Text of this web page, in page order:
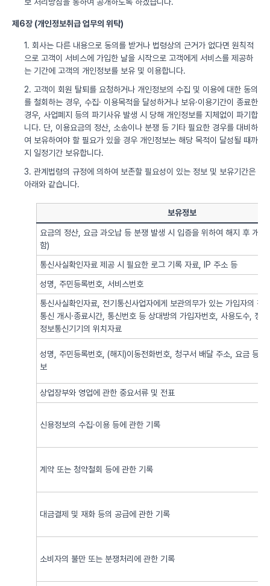
제6장 (개인정보취급 업무의 위탁)
1. 회사는 다른 내용으로 동의를 받거나 법령상의 근거가 없다면 원칙적
으로 고객이 서비스에 가입한 날을 시작으로 고객에게 서비스를 제공하
는 기간에 고객의 개인정보를 보유 및 이용합니다.
2. 고객이 회원 탈퇴를 요청하거나 개인정보의 수집 및 이용에 대한 동의
를 철회하는 경우, 수집· 이용목적을 달성하거나 보유·이용기간이 종료한
경우, 사업폐지 등의 파기사유 발생 시 당해 개인정보를 지체없이 파기합
니다. 단, 이용요금의 정산, 소송이나 분쟁 등 기타 필요한 경우를 대비하
여 보유하여야 할 필요가 있을 경우 개인정보는 해당 목적이 달성될 때까
지 일정기간 보유합니다.
3. 관계법령의 규정에 의하여 보존할 필요성이 있는 정보 및 보유기간은
아래와 같습니다.
보유정보
요금의 정산, 요금 과오납 등 분쟁 발생 시 입증을 위하여 해지 후 개인
함)
통신사실확인자료 제공 시 필요한 로그 기록 자료, IP 주소 등
성명, 주민등록번호, 서비스번호
통신사실확인자료, 전기통신사업자에게 보관의무가 있는 가입자의 전
통신 개시·종료시간, 통신번호 등 상대방의 가입자번호, 사용도수, 정
정보통신기기의 위치자료
성명, 주민등록번호, (해지)이동전화번호, 청구서 배달 주소, 요금 등
보
상업장부와 영업에 관한 중요서류 및 전표
신용정보의 수집·이용 등에 관한 기록
계약 또는 청약철회 등에 관한 기록
대금결제 및 재화 등의 공급에 관한 기록
소비자의 불만 또는 분쟁처리에 관한 기록